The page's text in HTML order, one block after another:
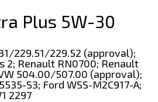
Plus 5W-30
229.51/229.52 (approval);
2; Renault RN0700; Renault
504.00/507.00 (approval);
S3; Ford WSS-M2C917-A;
2297